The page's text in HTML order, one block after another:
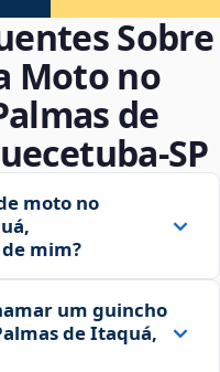
Sobre
Moto no
de
moto no
mim?
um guincho
de Itaquá,